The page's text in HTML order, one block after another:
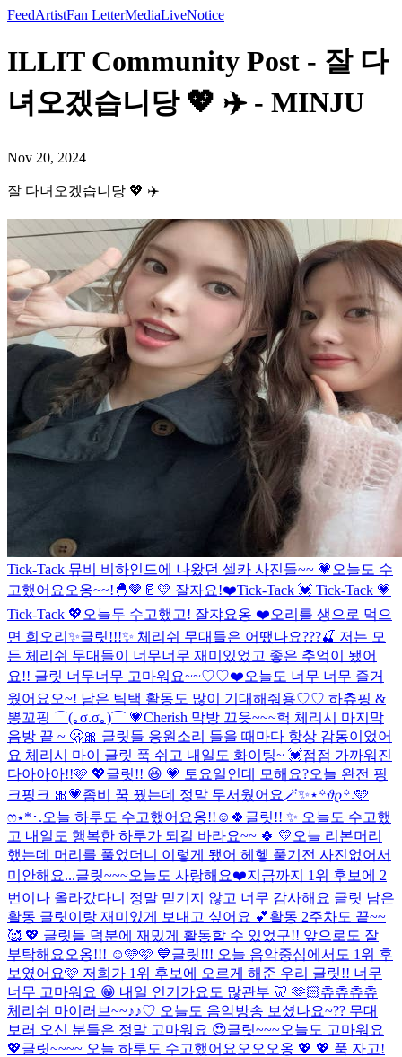
FeedArtistFan LetterMediaLiveNotice
ILLIT Community Post - 잘 다
녀오겠습니당 💖 ✈️ - MINJU
Nov 20, 2024
잘 다녀오겠습니당 💖 ✈️
Tick-Tack 뮤비 비하인드에 나왔던 셀카 사진들~~ 💗 오늘도 수
고했어요오옹~~!🐣🤎🥛💛 잘자요!❤️Tick-Tack 💓 Tick-Tack 💗
Tick-Tack 💖 오늘두 수고했고! 잘쟈요옹 ❤️오리를 생으로 먹으
면 회오리 ✨글릿!!!✨ 체리쉬 무대들은 어땠나요???🍒 저는 모
든 체리쉬 무대들이 너무너무 재미있었고 좋은 추억이 됐어
요!! 글릿 너무너무 고마워요~~♡♡❤️오늘도 너무 너무 즐거
웠어요오~! 남은 틱택 활동도 많이 기대해줘용♡♡ 하츄핑 &
뽕꼬핑 ⌒(｡σ.σ｡)⌒ 💗Cherish 막방 끄읏~~~헉 체리시 마지막
음방 끝 ~ 🫢🎀 글릿들 응원소리 들을 때마다 항상 감동이었어
요 체리시 마이 글릿 푹 쉬고 내일도 화이팅~ 💓점점 가까워진
다아아아!!🩷 💖글릿!! 😆 💗 토요일인데 모해요?오늘 완전 핑
크핑크 🎀💗좀비 꿈 꿨는데 정말 무서웠어요 🪄︎︎✨⋆꙳𝜗𝜚꙳.‬️🩵
ෆ‪⋆*･.오늘 하루도 수고했어요옹!!☺️🍀 글릿!! ✨ 오늘도 수고했
고 내일도 행복한 하루가 되길 바라요~~ 🍀 💛 오늘 리본머리
했는데 머리를 풀었더니 이렇게 됐어 헤헿 풀기전 사진없어서
미안해요...글릿~~~오늘도 사랑해요❤️지금까지 1위 후보에 2
번이나 올라갔다니 정말 믿기지 않고 너무 감사해요 글릿 남은
활동 글릿이랑 재미있게 보내고 싶어요 💕활동 2주차도 끝~~
🥰 💖 글릿들 덕분에 재밌게 활동할 수 있었구!! 앞으로도 잘
부탁해요오옹!!! ☺️🩵🩷 💙글릿!!! 오늘 음악중심에서도 1위 후
보였어요🩷 저희가 1위 후보에 오르게 해준 우리 글릿!! 너무
너무 고마워요 😁 내일 인기가요도 많관부 🦷 🫶🏻츄츄츄츄
체리쉬 마이러브~~♪♪♡ 오늘도 음악방송 보셨나요~?? 무대
보러 오신 분들은 정말 고마워요 😍글릿~~~오늘도 고마워요
💖글릿~~~~ 오늘 하루도 수고했어요오오오옹 💖 💖 푹 자고!